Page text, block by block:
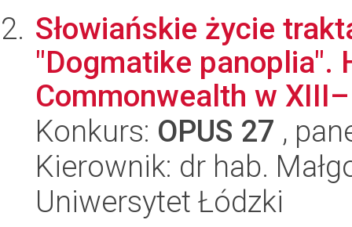
Słowiańskie życie
"Dogmatike panoplia".
Commonwealth w
Konkurs: OPUS 27 ,
Kierownik: dr hab.
Uniwersytet Łódzki